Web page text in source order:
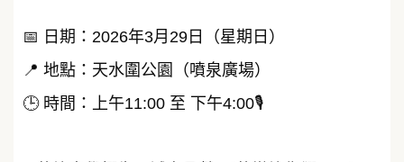
📅 日期：2026年3月29日（星期日）
📍 地點：天水圍公園（噴泉廣場）
🕒 時間：上午11:00 至 下午4:00🎙️